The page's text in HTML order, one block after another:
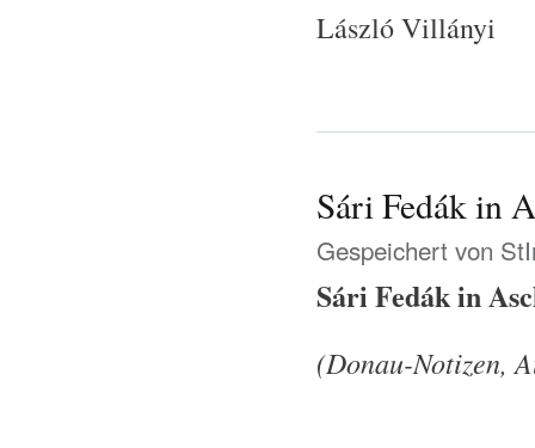
László Villányi
Sári Fedák in
Gespeichert von
Sári Fedák in
(Donau-Notizen,